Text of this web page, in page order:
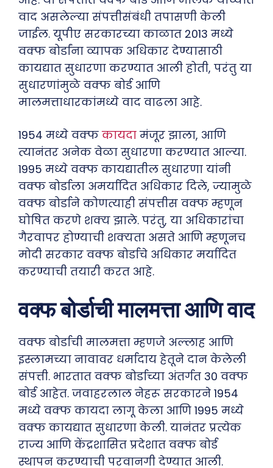
वाद असलेल्या संपत्तीसंबंधी तपासणी केली
जाईल. यूपीए सरकारच्या काळात 2013 मध्ये
वक्फ बोर्डांना व्यापक अधिकार देण्यासाठी
कायद्यात सुधारणा करण्यात आली होती, परंतु या
सुधारणांमुळे वक्फ बोर्ड आणि
मालमत्ताधारकांमध्ये वाद वाढला आहे.
1954 मध्ये वक्फ कायदा मंजूर झाला, आणि
त्यानंतर अनेक वेळा सुधारणा करण्यात आल्या.
1995 मध्ये वक्फ कायद्यातील सुधारणा यांनी
वक्फ बोर्डाला अमर्यादित अधिकार दिले, ज्यामुळे
वक्फ बोर्डाने कोणत्याही संपत्तीस वक्फ म्हणून
घोषित करणे शक्य झाले. परंतु, या अधिकारांचा
गैरवापर होण्याची शक्यता असते आणि म्हणूनच
मोदी सरकार वक्फ बोर्डाचे अधिकार मर्यादित
करण्याची तयारी करत आहे.
वक्फ बोर्डाची मालमत्ता आणि वाद
वक्फ बोर्डाची मालमत्ता म्हणजे अल्लाह आणि
इस्लामच्या नावावर धर्मादाय हेतूने दान केलेली
संपत्ती. भारतात वक्फ बोर्डाच्या अंतर्गत 30 वक्फ
बोर्ड आहेत. जवाहरलाल नेहरू सरकारने 1954
मध्ये वक्फ कायदा लागू केला आणि 1995 मध्ये
वक्फ कायद्यात सुधारणा केली. यानंतर प्रत्येक
राज्य आणि केंद्रशासित प्रदेशात वक्फ बोर्ड
स्थापन करण्याची परवानगी देण्यात आली.